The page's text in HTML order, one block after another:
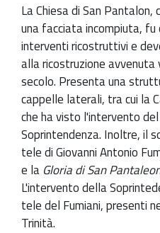
La Chiesa di San
una facciata incompiuta,
interventi ricostruttivi e
alla ricostruzione avvenuta
secolo. Presenta una
cappelle laterali, tra cui la
che ha visto l'intervento
Soprintendenza. Inoltre, il
tele di Giovanni Antonio
e la Gloria di San
L'intervento della
tele del Fumiani, presenti
Trinità.